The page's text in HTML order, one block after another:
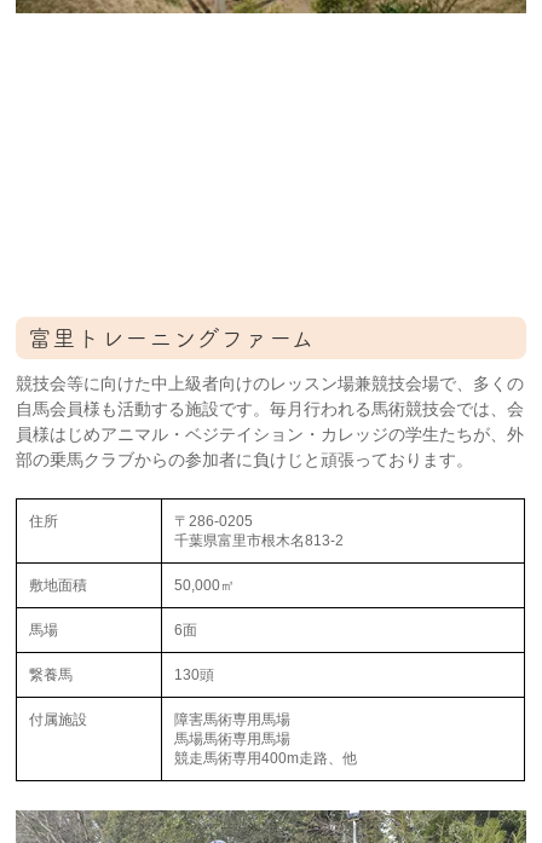
富里トレーニングファーム
競技会等に向けた中上級者向けのレッスン場兼競技会場で、多くの
自馬会員様も活動する施設です。毎月行われる馬術競技会では、会
員様はじめアニマル・ベジテイション・カレッジの学生たちが、外
部の乗馬クラブからの参加者に負けじと頑張っております。
住所
〒286-0205
千葉県富里市根木名813-2
敷地面積 50,000㎡
馬場 6面
繋養馬 130頭
付属施設
障害馬術専用馬場
馬場馬術専用馬場
競走馬術専用400m走路、他